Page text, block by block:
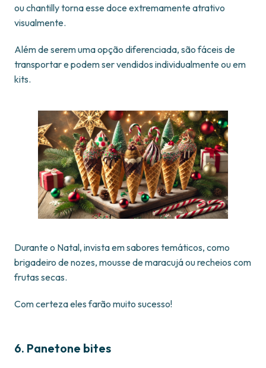
ou chantilly torna esse doce extremamente atrativo
visualmente.
Além de serem uma opção diferenciada, são fáceis de
transportar e podem ser vendidos individualmente ou em
kits.
Durante o Natal, invista em sabores temáticos, como
brigadeiro de nozes, mousse de maracujá ou recheios com
frutas secas.
Com certeza eles farão muito sucesso!
6. Panetone bites